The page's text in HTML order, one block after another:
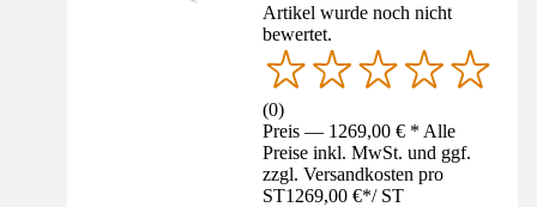
Artikel wurde noch nicht
bewertet.
(0)
Preis — 1269,00 € * Alle
Preise inkl. MwSt. und ggf.
zzgl. Versandkosten pro
ST1269,00 €*/ ST